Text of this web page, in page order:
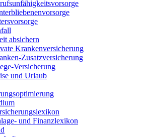
absichern
Krankenversicherung
Zusatzversicherung
Versicherung
und Urlaub
und Finanzlexikon